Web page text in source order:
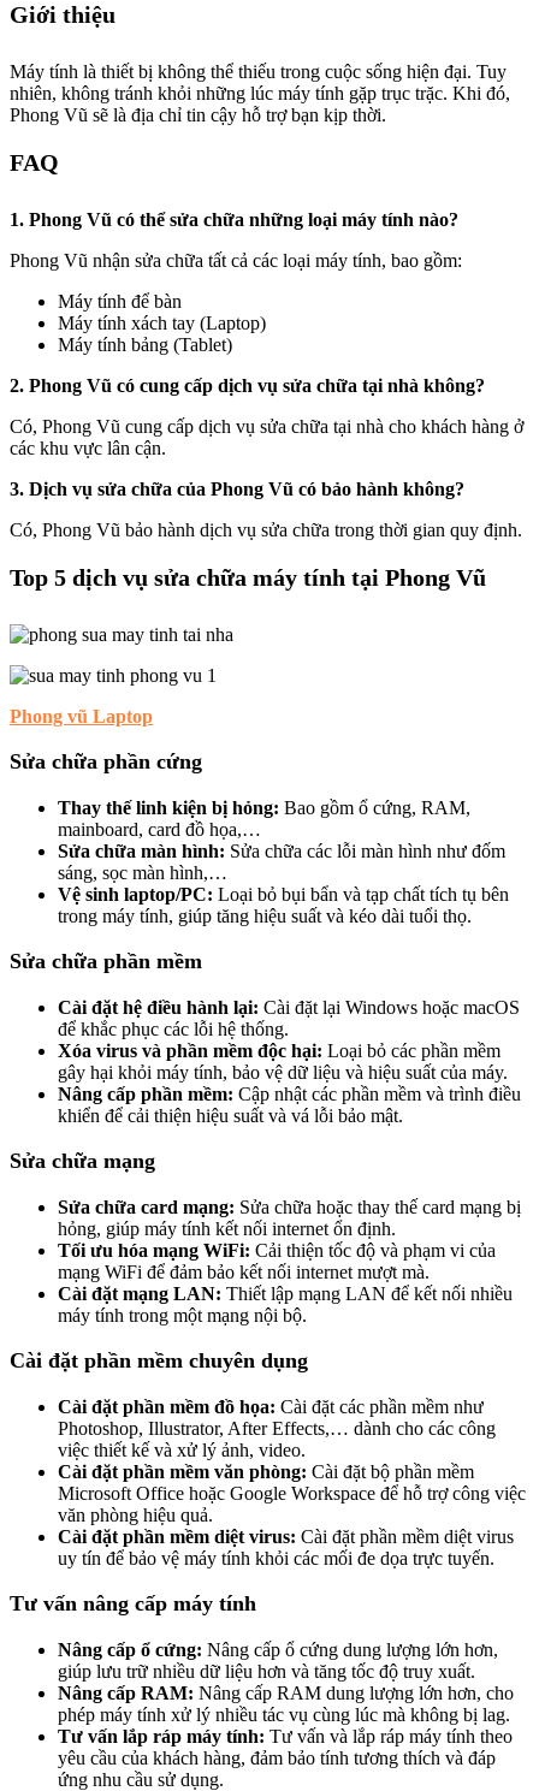
Giới thiệu
Máy tính là thiết bị không thể thiếu trong cuộc sống hiện đại. Tuy
nhiên, không tránh khỏi những lúc máy tính gặp trục trặc. Khi đó,
Phong Vũ sẽ là địa chỉ tin cậy hỗ trợ bạn kịp thời.
FAQ
1. Phong Vũ có thể sửa chữa những loại máy tính nào?
Phong Vũ nhận sửa chữa tất cả các loại máy tính, bao gồm:
Máy tính để bàn
Máy tính xách tay (Laptop)
Máy tính bảng (Tablet)
2. Phong Vũ có cung cấp dịch vụ sửa chữa tại nhà không?
Có, Phong Vũ cung cấp dịch vụ sửa chữa tại nhà cho khách hàng ở
các khu vực lân cận.
3. Dịch vụ sửa chữa của Phong Vũ có bảo hành không?
Có, Phong Vũ bảo hành dịch vụ sửa chữa trong thời gian quy định.
Top 5 dịch vụ sửa chữa máy tính tại Phong Vũ
Phong vũ Laptop
Sửa chữa phần cứng
Thay thế linh kiện bị hỏng: Bao gồm ổ cứng, RAM,
mainboard, card đồ họa,…
Sửa chữa màn hình: Sửa chữa các lỗi màn hình như đốm
sáng, sọc màn hình,…
Vệ sinh laptop/PC: Loại bỏ bụi bẩn và tạp chất tích tụ bên
trong máy tính, giúp tăng hiệu suất và kéo dài tuổi thọ.
Sửa chữa phần mềm
Cài đặt hệ điều hành lại: Cài đặt lại Windows hoặc macOS
để khắc phục các lỗi hệ thống.
Xóa virus và phần mềm độc hại: Loại bỏ các phần mềm
gây hại khỏi máy tính, bảo vệ dữ liệu và hiệu suất của máy.
Nâng cấp phần mềm: Cập nhật các phần mềm và trình điều
khiển để cải thiện hiệu suất và vá lỗi bảo mật.
Sửa chữa mạng
Sửa chữa card mạng: Sửa chữa hoặc thay thế card mạng bị
hỏng, giúp máy tính kết nối internet ổn định.
Tối ưu hóa mạng WiFi: Cải thiện tốc độ và phạm vi của
mạng WiFi để đảm bảo kết nối internet mượt mà.
Cài đặt mạng LAN: Thiết lập mạng LAN để kết nối nhiều
máy tính trong một mạng nội bộ.
Cài đặt phần mềm chuyên dụng
Cài đặt phần mềm đồ họa: Cài đặt các phần mềm như
Photoshop, Illustrator, After Effects,… dành cho các công
việc thiết kế và xử lý ảnh, video.
Cài đặt phần mềm văn phòng: Cài đặt bộ phần mềm
Microsoft Office hoặc Google Workspace để hỗ trợ công việc
văn phòng hiệu quả.
Cài đặt phần mềm diệt virus: Cài đặt phần mềm diệt virus
uy tín để bảo vệ máy tính khỏi các mối đe dọa trực tuyến.
Tư vấn nâng cấp máy tính
Nâng cấp ổ cứng: Nâng cấp ổ cứng dung lượng lớn hơn,
giúp lưu trữ nhiều dữ liệu hơn và tăng tốc độ truy xuất.
Nâng cấp RAM: Nâng cấp RAM dung lượng lớn hơn, cho
phép máy tính xử lý nhiều tác vụ cùng lúc mà không bị lag.
Tư vấn lắp ráp máy tính: Tư vấn và lắp ráp máy tính theo
yêu cầu của khách hàng, đảm bảo tính tương thích và đáp
ứng nhu cầu sử dụng.